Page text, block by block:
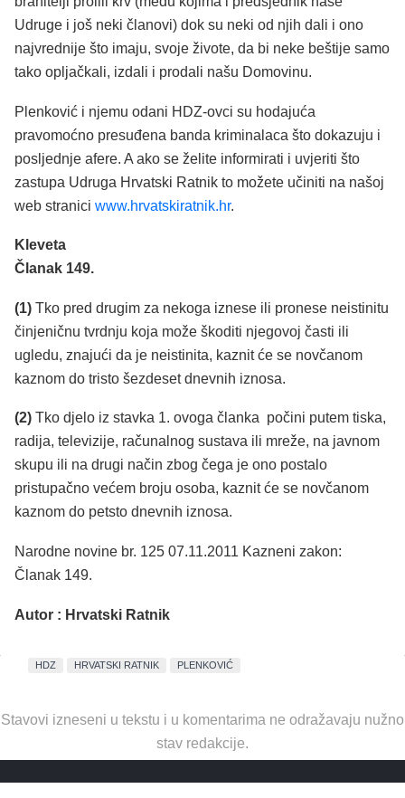
Udruge i još neki članovi) dok su neki od njih dali i ono
najvrednije što imaju, svoje živote, da bi neke beštije samo
tako opljačkali, izdali i prodali našu Domovinu.
Plenković i njemu odani HDZ-ovci su hodajuća
pravomoćno presuđena banda kriminalaca što dokazuju i
posljednje afere. A ako se želite informirati i uvjeriti što
zastupa Udruga Hrvatski Ratnik to možete učiniti na našoj
web stranici www.hrvatskiratnik.hr.
Kleveta
Članak 149.
(1) Tko pred drugim za nekoga iznese ili pronese neistinitu
činjeničnu tvrdnju koja može škoditi njegovoj časti ili
ugledu, znajući da je neistinita, kaznit će se novčanom
kaznom do tristo šezdeset dnevnih iznosa.
(2) Tko djelo iz stavka 1. ovoga članka počini putem tiska,
radija, televizije, računalnog sustava ili mreže, na javnom
skupu ili na drugi način zbog čega je ono postalo
pristupačno većem broju osoba, kaznit će se novčanom
kaznom do petsto dnevnih iznosa.
Narodne novine br. 125 07.11.2011 Kazneni zakon:
Članak 149.
Autor : Hrvatski Ratnik
HDZ HRVATSKI RATNIK PLENKOVIĆ
Stavovi izneseni u tekstu i u komentarima ne odražavaju nužno
stav redakcije.